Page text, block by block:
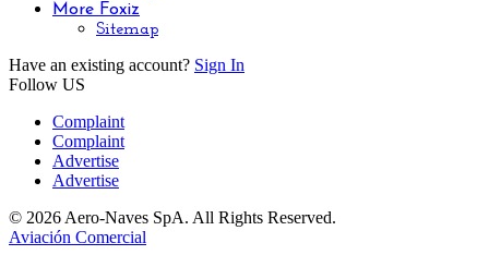
More Foxiz
Sitemap
Have an existing account? Sign In
Follow US
Complaint
Complaint
Advertise
Advertise
© 2026 Aero-Naves SpA. All Rights Reserved.
Aviación Comercial